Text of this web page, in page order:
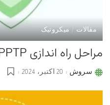
مقالات میکروتیک
مراحل راه اندازی PPTP در میکروتیک
Postedسروش 20 اکتبر، 2024